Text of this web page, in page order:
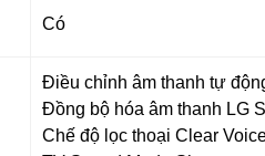
Có
Điều chỉnh âm thanh tự
Đồng bộ hóa âm thanh LG
Chế độ lọc thoại Clear